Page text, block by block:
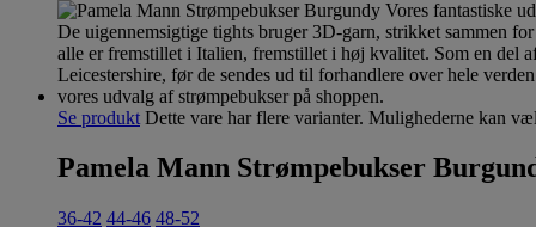
Se produkt Dette vare har flere varianter. Mulighederne kan
Pamela Mann Strømpebukser
36-42 44-46 48-52